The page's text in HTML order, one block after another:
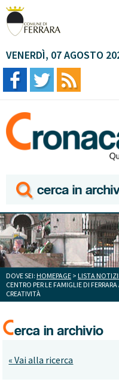
VENERDÌ, 07 AGOSTO
DOVE SEI: HOMEPAGE > LISTA
CENTRO PER LE FAMIGLIE DI
CREATIVITÀ
« Vai alla ricerca